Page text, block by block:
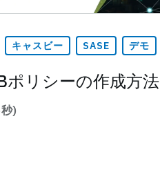
キャスビー SASE デモ
ポリシーの作成方法
)